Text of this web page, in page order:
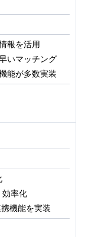
報を活用
いマッチング
能が多数実装
効率化
機能を実装